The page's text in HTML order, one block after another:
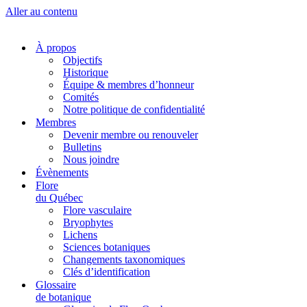
Aller au contenu
À propos
Objectifs
Historique
Équipe & membres d’honneur
Comités
Notre politique de confidentialité
Membres
Devenir membre ou renouveler
Bulletins
Nous joindre
Évènements
Flore
du Québec
Flore vasculaire
Bryophytes
Lichens
Sciences botaniques
Changements taxonomiques
Clés d’identification
Glossaire
de botanique